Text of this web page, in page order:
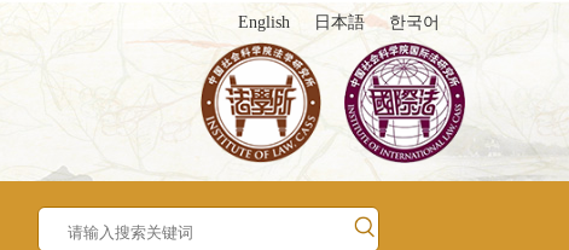
English 日本語 한국어